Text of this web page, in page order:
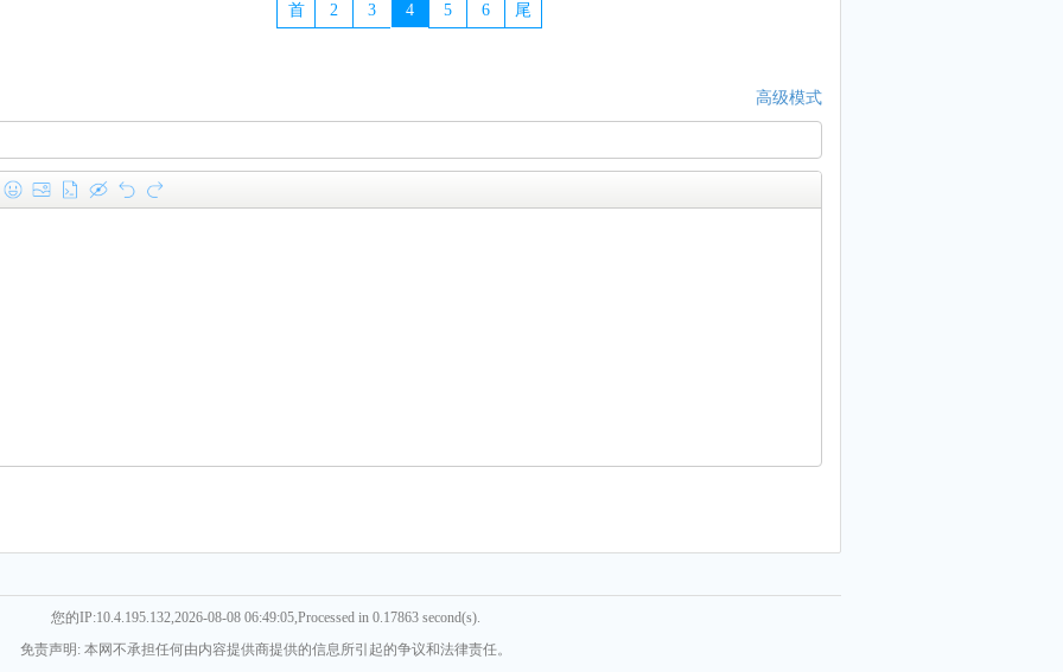
首 2 3 4 5 6 尾
高级模式
您的IP:10.4.195.132,2026-08-08 06:49:05,Processed in 0.17863 second(s).
免责声明: 本网不承担任何由内容提供商提供的信息所引起的争议和法律责任。